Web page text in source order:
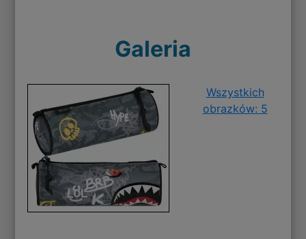
Galeria
Wszystkich
obrazków: 5